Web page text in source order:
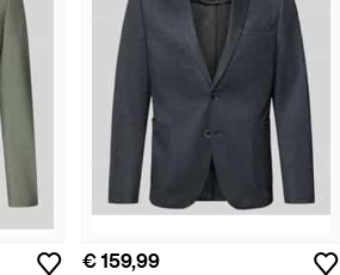
€ 159,99